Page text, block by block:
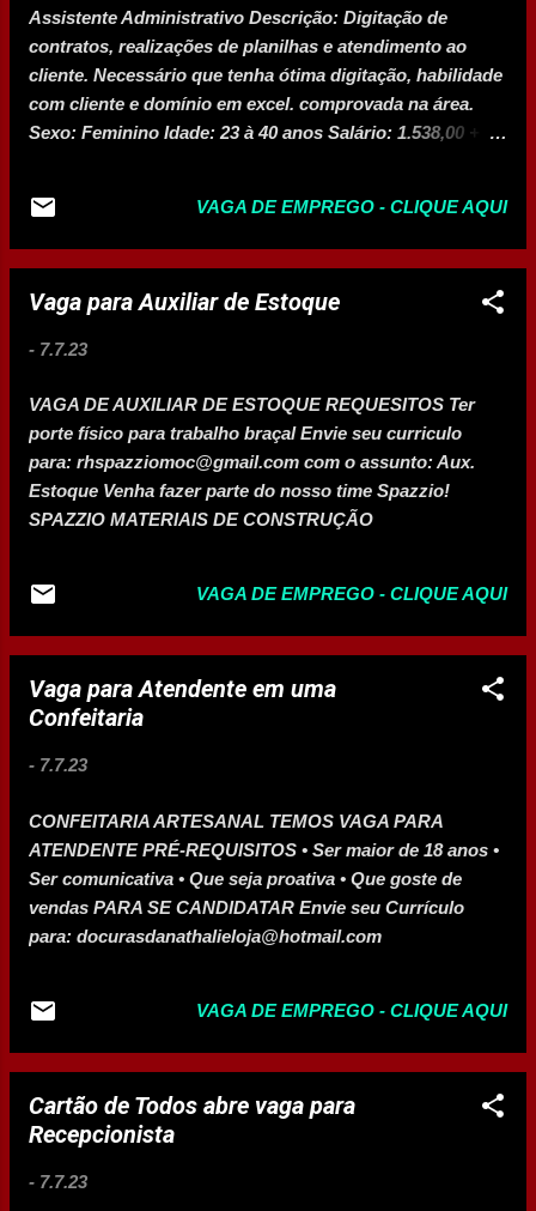
hospital, já que, na passagem de 2022
para 2023, mais de 200 contratos de
trabalho foram finalizados, sem
perspectiva de renovação. Estes recursos
deverão ser utilizados prioritariamente na
foram dispensados. De acordo com o
profissionais que já atuavam na unidade
hospitalar. “Por determinação do prefeito
Assistente Administrativo Descrição: Digitação de
contratos, realizações de planilhas e atendimento ao
cliente. Necessário que tenha ótima digitação, habilidade
com cliente e domínio em excel. comprovada na área.
Sexo: Feminino Idade: 23 à 40 anos Salário: 1.538,00 + VT
rh@qualityrecursos humanos.com.br
VAGA DE EMPREGO - CLIQUE AQUI
Vaga para Auxiliar de Estoque
- 7.7.23
VAGA DE AUXILIAR DE ESTOQUE REQUESITOS Ter
porte físico para trabalho braçal Envie seu curriculo
para: rhspazziomoc@gmail.com com o assunto: Aux.
Estoque Venha fazer parte do nosso time Spazzio!
SPAZZIO MATERIAIS DE CONSTRUÇÃO
VAGA DE EMPREGO - CLIQUE AQUI
Vaga para Atendente em uma
Confeitaria
- 7.7.23
CONFEITARIA ARTESANAL TEMOS VAGA PARA
ATENDENTE PRÉ-REQUISITOS • Ser maior de 18 anos •
Ser comunicativa • Que seja proativa • Que goste de
vendas PARA SE CANDIDATAR Envie seu Currículo
para: docurasdanathalieloja@hotmail.com
VAGA DE EMPREGO - CLIQUE AQUI
Cartão de Todos abre vaga para
Recepcionista
- 7.7.23